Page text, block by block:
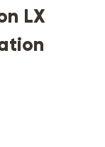
LX